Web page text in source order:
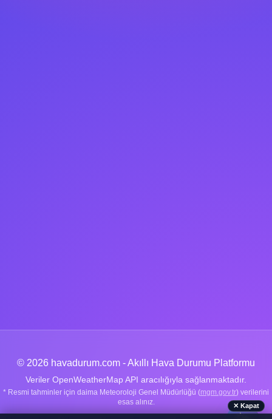
© 2026 havadurum.com - Akıllı Hava Durumu Platformu
Veriler OpenWeatherMap API aracılığıyla sağlanmaktadır.
* Resmi tahminler için daima Meteoroloji Genel Müdürlüğü (mgm.gov.tr) verilerini
esas alınız.
✕ Kapat